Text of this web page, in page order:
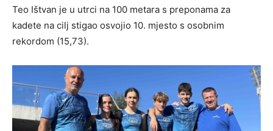
Teo Ištvan je u utrci na 100 metara s preponama za
kadete na cilj stigao osvojio 10. mjesto s osobnim
rekordom (15,73).